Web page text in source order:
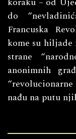
do
Francuska
kome su hiljade
strane
anonimnih
nađu na putu